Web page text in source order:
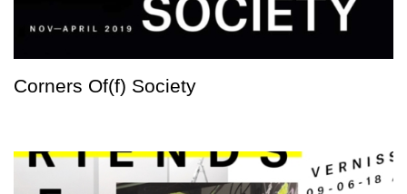
Corners Of(f) Society